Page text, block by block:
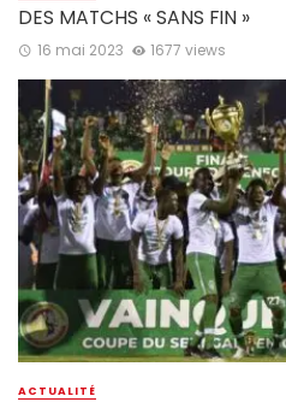
DES MATCHS « SANS FIN »
16 mai 2023 1677 views
ACTUALITÉ